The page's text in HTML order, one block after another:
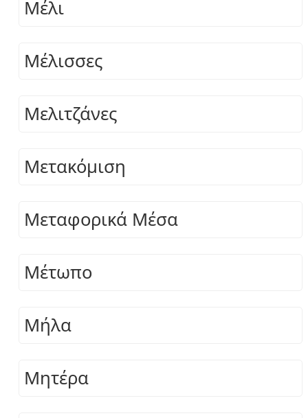
Μέλι
Μέλισσες
Μελιτζάνες
Μετακόμιση
Μεταφορικά Μέσα
Μέτωπο
Μήλα
Μητέρα